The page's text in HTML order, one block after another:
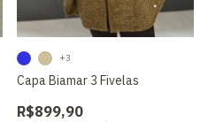
Capa Biamar 3 Fivelas
R$899,90
+3